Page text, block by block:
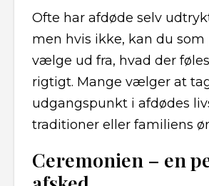
Ofte har afdøde selv
men hvis ikke, kan du som
vælge ud fra, hvad der
rigtigt. Mange vælger at
udgangspunkt i afdødes
traditioner eller familiens
Ceremonien – en